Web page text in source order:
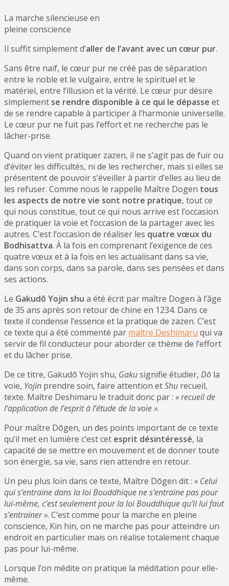
La marche silencieuse en
pleine conscience
Il suffit simplement d’aller de l’avant avec un cœur pur.
Sans être naïf, le cœur pur ne créé pas de séparation
entre le noble et le vulgaire, entre le spirituel et le
matériel, entre l’illusion et la vérité. Le cœur pur désire
simplement se rendre disponible à ce qui le dépasse et
de se rendre capable à participer à l’harmonie universelle.
Le cœur pur ne fuit pas l’effort et ne recherche pas le
lâcher-prise.
Quand on vient pratiquer zazen, il ne s’agit pas de fuir ou
d’éviter les difficultés, ni de les rechercher, mais si elles se
présentent de pouvoir s’éveiller à partir d’elles au lieu de
les refuser. Comme nous le rappelle Maître Dogen tous
les aspects de notre vie sont notre pratique, tout ce
qui nous constitue, tout ce qui nous arrive est l’occasion
de pratiquer la voie et l’occasion de la partager avec les
autres. C’est l’occasion de réaliser les quatre vœux du
Bodhisattva. À la fois en comprenant l’exigence de ces
quatre vœux et à la fois en les actualisant dans sa vie,
dans son corps, dans sa parole, dans ses pensées et dans
ses actions.
Le Gakudō Yojin shu a été écrit par maître Dogen à l’âge
de 35 ans après son retour de chine en 1234. Dans ce
texte il condense l’essence et la pratique de zazen. C’est
ce texte qui a été commenté par maître Deshimaru qui va
servir de fil conducteur pour aborder ce thème de l’effort
et du lâcher prise.
De ce titre, Gakudō Yojin shu, Gakusignifie étudier, Dō la
voie, Yojin prendre soin, faire attention etShu recueil,
texte. Maître Deshimaru le traduit donc par : « recueil de
l’application de l’esprit à l’étude de la voie ».
Pour maître Dōgen, un des points important de ce texte
qu’il met en lumière c’est cet esprit désintéressé, la
capacité de se mettre en mouvement et de donner toute
son énergie, sa vie, sans rien attendre en retour.
Un peu plus loin dans ce texte, Maître Dōgen dit : « Celui
qui s’entraine dans la loi Bouddhique ne s’entraine pas pour
lui-même, c’est seulement pour la loi Bouddhique qu’il lui faut
s’entrainer ». C’est comme pour la marche en pleine
conscience, Kin hin, on ne marche pas pour atteindre un
endroit en particulier mais on réalise totalement chaque
pas pour lui-même.
Lorsque l’on médite on pratique la méditation pour elle-
même.